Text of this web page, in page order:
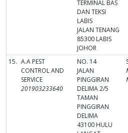
TERMINAL BAS
DAN TEKSI
LABIS
JALAN TENANG
85300 LABIS
JOHOR
15. A.A PEST
CONTROL AND
SERVICE
201903233640
NO. 14
JALAN
PINGGIRAN
DELIMA 2/5
TAMAN
PINGGIRAN
DELIMA
43100 HULU